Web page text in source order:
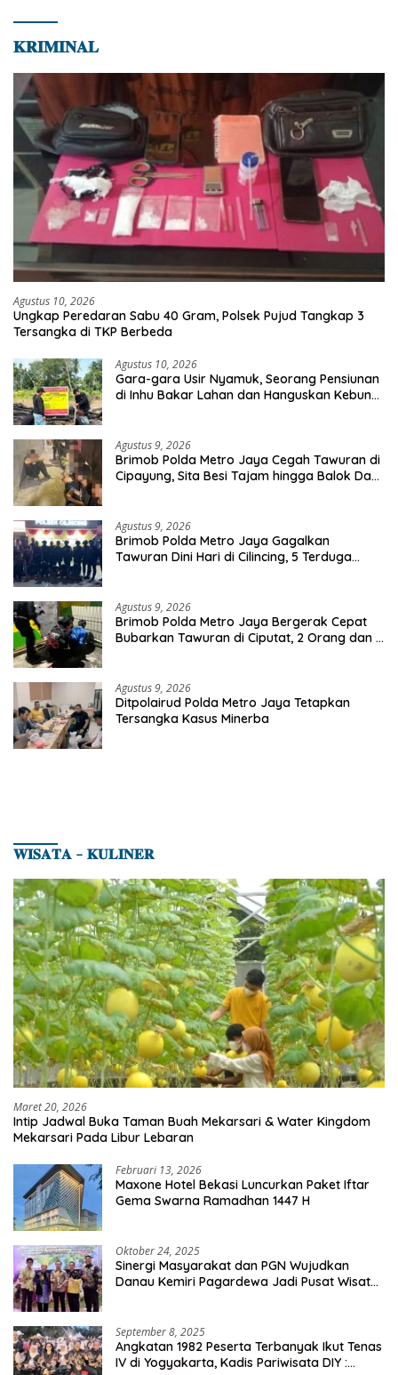
𝐊𝐑𝐈𝐌𝐈𝐍𝐀𝐋
Agustus 10, 2026
Ungkap Peredaran Sabu 40 Gram, Polsek Pujud Tangkap 3
Tersangka di TKP Berbeda
Agustus 10, 2026
Gara-gara Usir Nyamuk, Seorang Pensiunan
di Inhu Bakar Lahan dan Hanguskan Kebun
Agustus 9, 2026
Brimob Polda Metro Jaya Cegah Tawuran di
Cipayung, Sita Besi Tajam hingga Balok Dan
Agustus 9, 2026
Brimob Polda Metro Jaya Gagalkan
Tawuran Dini Hari di Cilincing, 5 Terduga
Agustus 9, 2026
Brimob Polda Metro Jaya Bergerak Cepat
Bubarkan Tawuran di Ciputat, 2 Orang dan 3
Agustus 9, 2026
Ditpolairud Polda Metro Jaya Tetapkan
Tersangka Kasus Minerba
𝐖𝐈𝐒𝐀𝐓𝐀 – 𝐊𝐔𝐋𝐈𝐍𝐄𝐑
Maret 20, 2026
Intip Jadwal Buka Taman Buah Mekarsari & Water Kingdom
Mekarsari Pada Libur Lebaran
Februari 13, 2026
Maxone Hotel Bekasi Luncurkan Paket Iftar
Gema Swarna Ramadhan 1447 H
Oktober 24, 2025
Sinergi Masyarakat dan PGN Wujudkan
Danau Kemiri Pagardewa Jadi Pusat Wisata
September 8, 2025
Angkatan 1982 Peserta Terbanyak Ikut Tenas
IV di Yogyakarta, Kadis Pariwisata DIY :